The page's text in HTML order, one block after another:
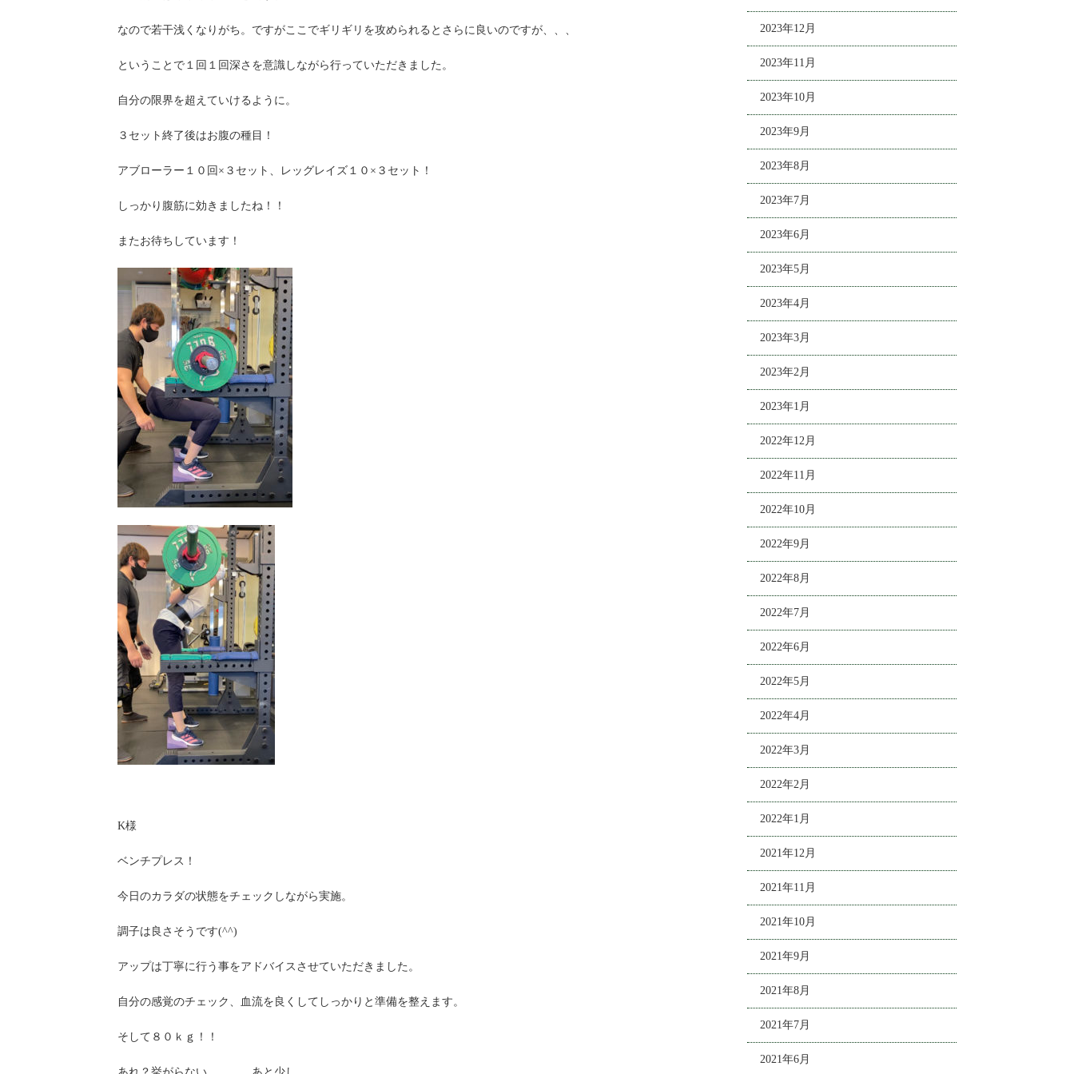
なので若干浅くなりがち。ですがここでギリギリを攻められるとさらに良いのですが、、、
ということで１回１回深さを意識しながら行っていただきました。
自分の限界を超えていけるように。
３セット終了後はお腹の種目！
アブローラー１０回×３セット、レッグレイズ１０×３セット！
しっかり腹筋に効きましたね！！
またお待ちしています！
K様
ベンチプレス！
今日のカラダの状態をチェックしながら実施。
調子は良さそうです(^^)
アップは丁寧に行う事をアドバイスさせていただきました。
自分の感覚のチェック、血流を良くしてしっかりと準備を整えます。
そして８０ｋｇ！！
2023年12月
2023年11月
2023年10月
2023年9月
2023年8月
2023年7月
2023年6月
2023年5月
2023年4月
2023年3月
2023年2月
2023年1月
2022年12月
2022年11月
2022年10月
2022年9月
2022年8月
2022年7月
2022年6月
2022年5月
2022年4月
2022年3月
2022年2月
2022年1月
2021年12月
2021年11月
2021年10月
2021年9月
2021年8月
2021年7月
2021年6月